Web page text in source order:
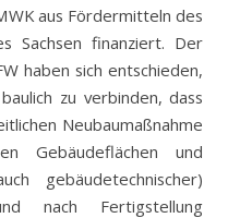
aus Fördermitteln des
Sachsen finanziert. Der
haben sich entschieden,
zu verbinden, dass
Neubaumaßnahme
Gebäudeflächen und
gebäudetechnischer)
nach Fertigstellung